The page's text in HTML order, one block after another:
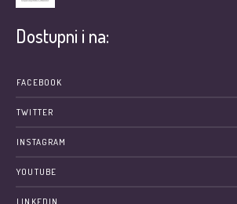
Dostupni i na:
FACEBOOK
TWITTER
INSTAGRAM
YOUTUBE